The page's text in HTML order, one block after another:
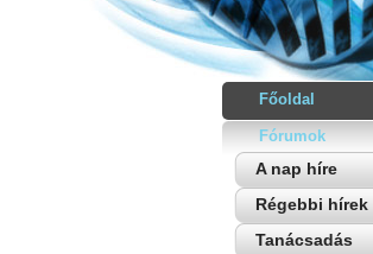
Főoldal
Fórumok
A nap híre
Régebbi hírek
Tanácsadás